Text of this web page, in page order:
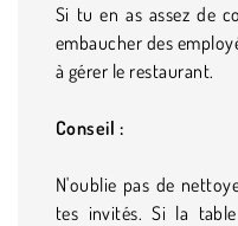
Si tu en as assez de
embaucher des
à gérer le restaurant.
Conseil :
N'oublie pas de
tes invités. Si la